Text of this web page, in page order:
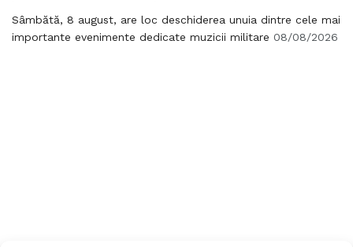
Sâmbătă, 8 august, are loc deschiderea unuia dintre cele mai
importante evenimente dedicate muzicii militare 08/08/2026